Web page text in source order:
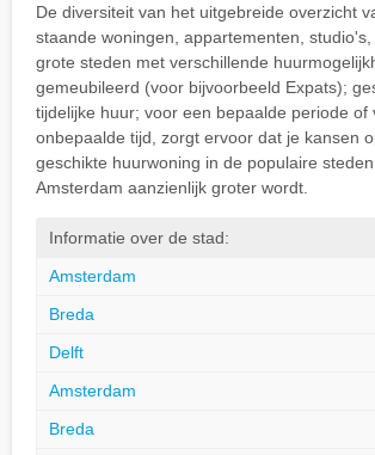
De diversiteit van het uitgebreide overzicht
staande woningen, appartementen,
grote steden met verschillende
gemeubileerd (voor bijvoorbeeld Expats);
tijdelijke huur; voor een bepaalde periode of
onbepaalde tijd, zorgt ervoor dat je kansen
geschikte huurwoning in de populaire
Amsterdam aanzienlijk groter wordt.
Informatie over de stad:
Amsterdam
Breda
Delft
Amsterdam
Breda